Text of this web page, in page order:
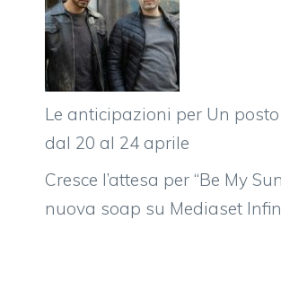
Le anticipazioni per Un
dal 20 al 24 aprile
Cresce l’attesa per “Be My
nuova soap su Mediaset